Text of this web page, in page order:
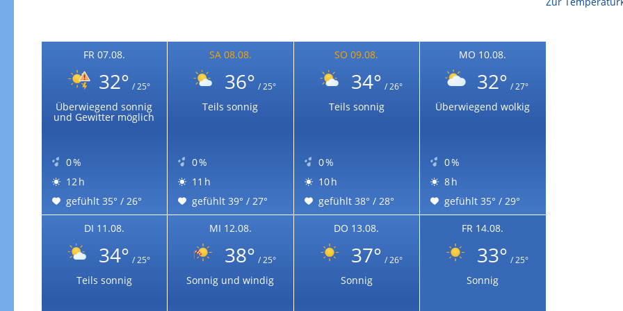
FR 07.08.
32° / 25°
Überwiegend sonnig
und Gewitter möglich
0 %
12 h
gefühlt 35° / 26°
SA 08.08.
36° / 25°
Teils sonnig
0 %
11 h
gefühlt 39° / 27°
SO 09.08.
34° / 26°
Teils sonnig
0 %
10 h
gefühlt 38° / 28°
MO 10.08.
32° / 27°
Überwiegend wolkig
0 %
8 h
gefühlt 35° / 29°
DI 11.08.
34° / 25°
Teils sonnig
MI 12.08.
38° / 25°
Sonnig und windig
DO 13.08.
37° / 26°
Sonnig
FR 14.08.
33° / 25°
Sonnig